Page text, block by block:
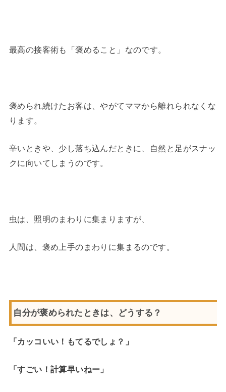
最高の接客術も「褒めること」なのです。
褒められ続けたお客は、やがてママから離れられなくな
ります。
辛いときや、少し落ち込んだときに、自然と足がスナッ
クに向いてしまうのです。
虫は、照明のまわりに集まりますが、
人間は、褒め上手のまわりに集まるのです。
自分が褒められたときは、どうする？
「カッコいい！もてるでしょ？」
「すごい！計算早いねー」